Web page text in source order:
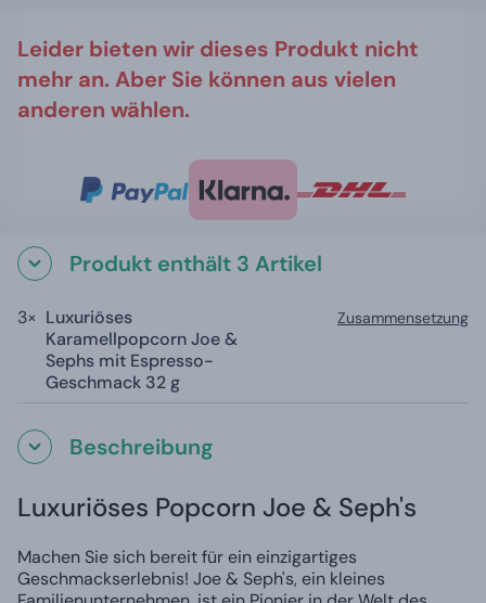
Leider bieten wir dieses Produkt nicht
mehr an. Aber Sie können aus vielen
anderen wählen.
Produkt enthält 3 Artikel
3× Luxuriöses
Karamellpopcorn Joe &
Sephs mit Espresso-
Geschmack 32 g
Zusammensetzung
Beschreibung
Luxuriöses Popcorn Joe & Seph's
Machen Sie sich bereit für ein einzigartiges
Geschmackserlebnis! Joe & Seph's, ein kleines